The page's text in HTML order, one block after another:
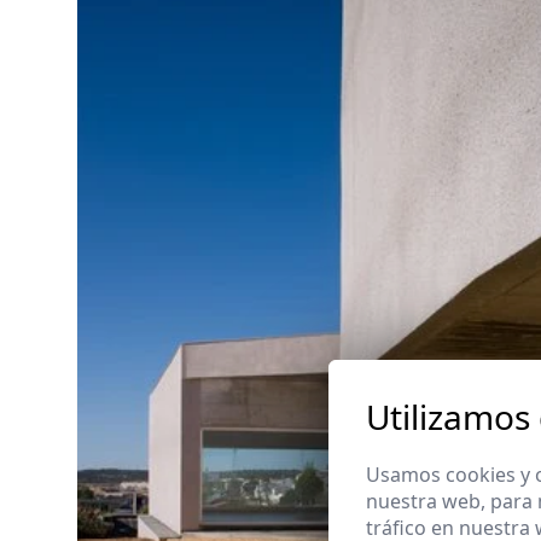
Utilizamos
Usamos cookies
nuestra web, para
tráfico en nuestra